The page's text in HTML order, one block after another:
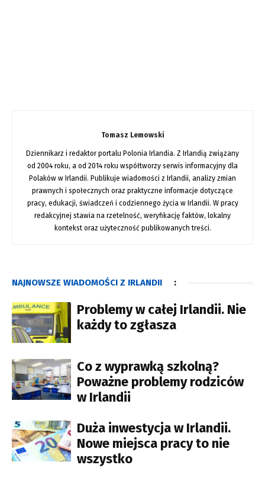
Tomasz Lemowski
Dziennikarz i redaktor portalu Polonia Irlandia. Z Irlandią związany
od 2004 roku, a od 2014 roku współtworzy serwis informacyjny dla
Polaków w Irlandii. Publikuje wiadomości z Irlandii, analizy zmian
prawnych i społecznych oraz praktyczne informacje dotyczące
pracy, edukacji, świadczeń i codziennego życia w Irlandii. W pracy
redakcyjnej stawia na rzetelność, weryfikację faktów, lokalny
kontekst oraz użyteczność publikowanych treści.
NAJNOWSZE WIADOMOŚCI Z IRLANDII :
Problemy w całej Irlandii. Nie
każdy to zgłasza
Co z wyprawką szkolną?
Poważne problemy rodziców
w Irlandii
Duża inwestycja w Irlandii.
Nowe miejsca pracy to nie
wszystko